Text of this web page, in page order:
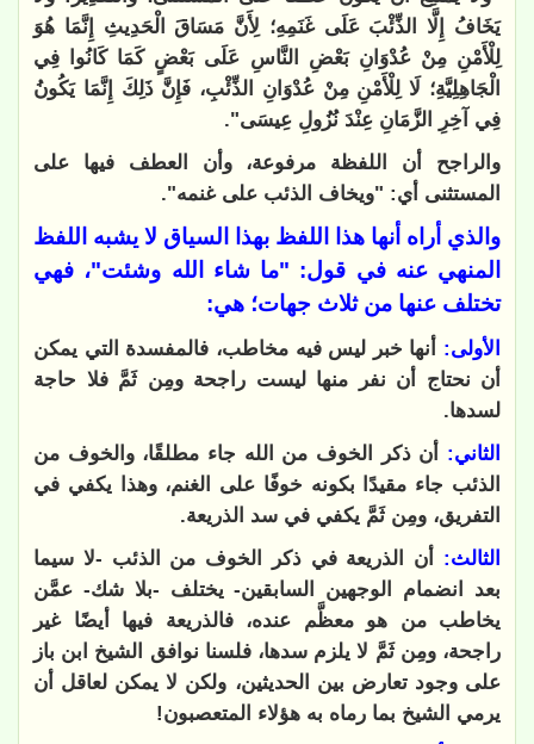
يَخَافُ إِلَّا الذِّئْبَ عَلَى غَنَمِهِ؛ لِأَنَّ مَسَاقَ الْحَدِيثِ إِنَّمَا هُوَ
لِلْأَمْنِ مِنْ عُدْوَانِ بَعْضِ النَّاسِ عَلَى بَعْضٍ كَمَا كَانُوا فِي
الْجَاهِلِيَّةِ؛ لَا لِلْأَمْنِ مِنْ عُدْوَانِ الذِّئْبِ، فَإِنَّ ذَلِكَ إِنَّمَا يَكُونُ
فِي آخِرِ الزَّمَانِ عِنْدَ نُزُولِ عِيسَى".
والراجح أن اللفظة مرفوعة، وأن العطف فيها على
المستثنى أي: "ويخاف الذئب على غنمه".
والذي أراه أنها هذا اللفظ بهذا السياق لا يشبه اللفظ
المنهي عنه في قول: "ما شاء الله وشئت"، فهي
تختلف عنها من ثلاث جهات؛ هي:
الأولى:
أنها خبر ليس فيه مخاطب، فالمفسدة التي يمكن
أن نحتاج أن نفر منها ليست راجحة ومِن ثَمَّ فلا حاجة
لسدها.
الثاني: أن ذكر الخوف من الله جاء مطلقًا، والخوف من
الذئب جاء مقيدًا بكونه خوفًا على الغنم، وهذا يكفي في
التفريق، ومِن ثَمَّ يكفي في سد الذريعة.
الثالث:
أن الذريعة في ذكر الخوف من الذئب -لا سيما
بعد انضمام الوجهين السابقين- يختلف -بلا شك- عمَّن
يخاطب من هو معظَّم عنده، فالذريعة فيها أيضًا غير
راجحة، ومِن ثَمَّ لا يلزم سدها،فلسنا نوافق الشيخ ابن باز
على وجود تعارض بين الحديثين، ولكن لا يمكن لعاقل أن
يرمي الشيخ بما رماه به هؤلاء المتعصبون!